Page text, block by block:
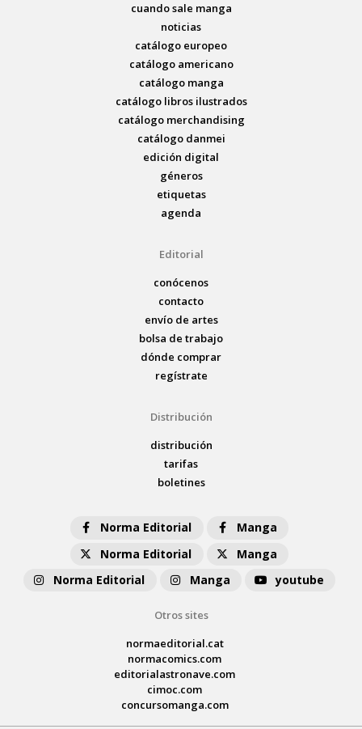
cuando sale manga
noticias
catálogo europeo
catálogo americano
catálogo manga
catálogo libros ilustrados
catálogo merchandising
catálogo danmei
edición digital
géneros
etiquetas
agenda
Editorial
conócenos
contacto
envío de artes
bolsa de trabajo
dónde comprar
regístrate
Distribución
distribución
tarifas
boletines
Norma Editorial
Manga
Norma Editorial
Manga
Norma Editorial
Manga youtube
Otros sites
normaeditorial.cat
normacomics.com
editorialastronave.com
cimoc.com
concursomanga.com